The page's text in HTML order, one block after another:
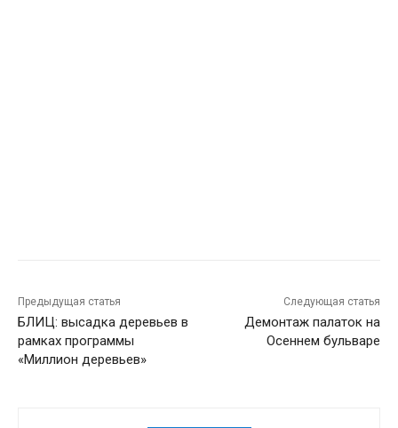
Предыдущая статья
БЛИЦ: высадка деревьев в
рамках программы
«Миллион деревьев»
Следующая статья
Демонтаж палаток на
Осеннем бульваре